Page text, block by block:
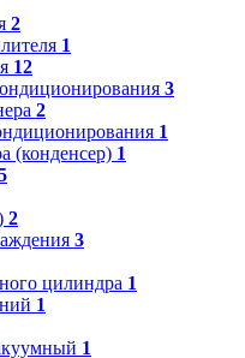
2
1
12
3
2
1
(конденсер) 1
2
3
цилиндра 1
1
1